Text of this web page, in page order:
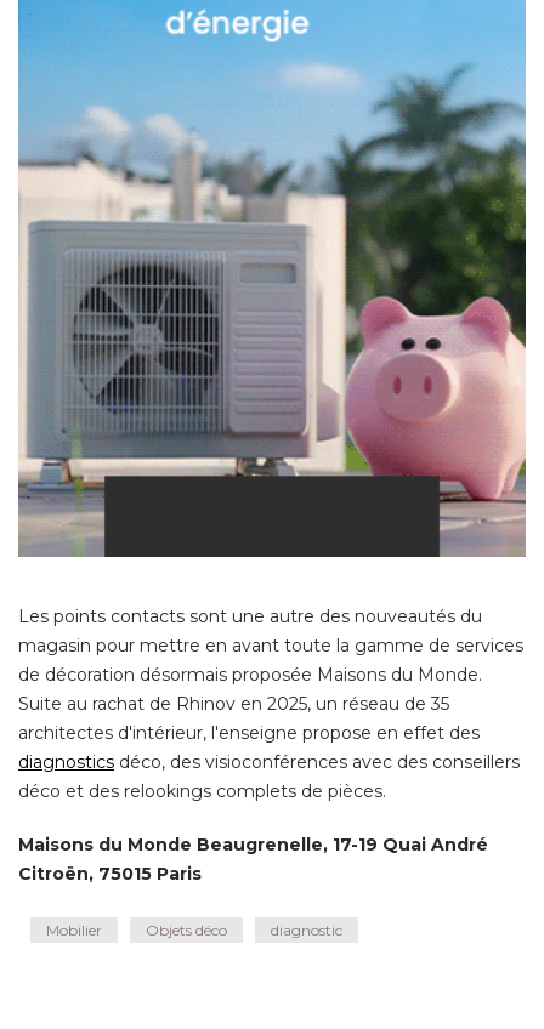
Les points contacts sont une autre des nouveautés du
magasin pour mettre en avant toute la gamme de services
de décoration désormais proposée Maisons du Monde.
Suite au rachat de Rhinov en 2025, un réseau de 35
architectes d'intérieur, l'enseigne propose en effet des
diagnostics déco, des visioconférences avec des conseillers
déco et des relookings complets de pièces.
Maisons du Monde Beaugrenelle, 17-19 Quai André
Citroën, 75015 Paris
Mobilier Objets déco diagnostic